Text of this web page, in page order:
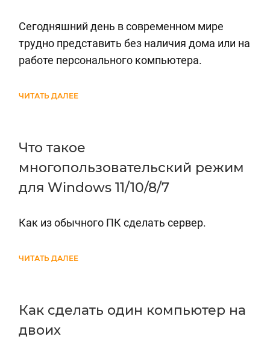
Сегодняшний день в современном мире
трудно представить без наличия дома или на
работе персонального компьютера.
ЧИТАТЬ ДАЛЕЕ
Что такое
многопользовательский режим
для Windows 11/10/8/7
Как из обычного ПК сделать сервер.
ЧИТАТЬ ДАЛЕЕ
Как сделать один компьютер на
двоих